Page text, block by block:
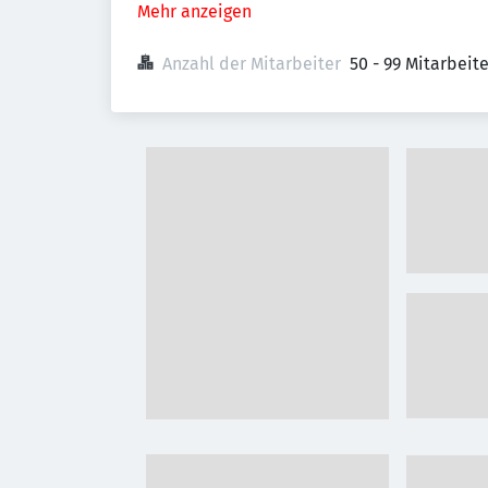
Mehr anzeigen
Anzahl der Mitarbeiter 50 - 99